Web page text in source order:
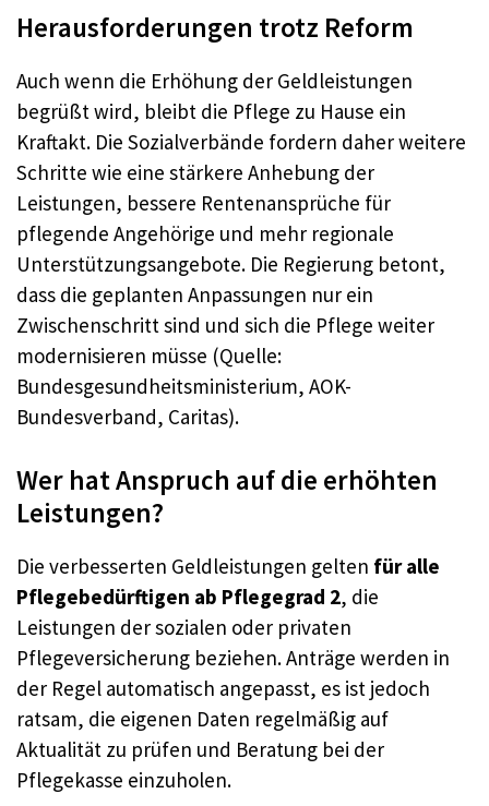
Herausforderungen trotz Reform
Auch wenn die Erhöhung der Geldleistungen
begrüßt wird, bleibt die Pflege zu Hause ein
Kraftakt. Die Sozialverbände fordern daher weitere
Schritte wie eine stärkere Anhebung der
Leistungen, bessere Rentenansprüche für
pflegende Angehörige und mehr regionale
Unterstützungsangebote. Die Regierung betont,
dass die geplanten Anpassungen nur ein
Zwischenschritt sind und sich die Pflege weiter
modernisieren müsse (Quelle:
Bundesgesundheitsministerium, AOK-
Bundesverband, Caritas).
Wer hat Anspruch auf die erhöhten
Leistungen?
Die verbesserten Geldleistungen gelten für alle
Pflegebedürftigen ab Pflegegrad 2, die
Leistungen der sozialen oder privaten
Pflegeversicherung beziehen. Anträge werden in
der Regel automatisch angepasst, es ist jedoch
ratsam, die eigenen Daten regelmäßig auf
Aktualität zu prüfen und Beratung bei der
Pflegekasse einzuholen.